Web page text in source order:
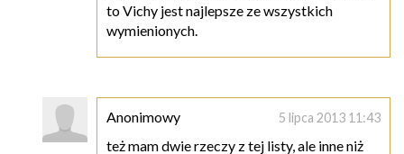
to Vichy jest najlepsze ze wszystkich
wymienionych.
Anonimowy 5 lipca 2013 11:43
też mam dwie rzeczy z tej listy, ale inne niż